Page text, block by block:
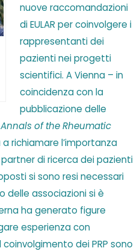
nuove raccomandazioni
di EULAR per coinvolgere i
rappresentanti dei
pazienti nei progetti
scientifici. A Vienna – in
coincidenza con la
pubblicazione delle
Annals of the Rheumatic
richiamare l’importanza
di ricerca dei pazienti
si sono resi necessari
delle associazioni si è
ha generato figure
esperienza con
dei PRP sono